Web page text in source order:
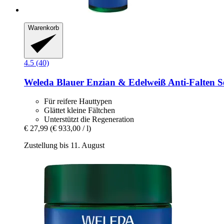
Warenkorb
4.5 (40)
Weleda Blauer Enzian & Edelweiß Anti-​Falten
Für reifere Hauttypen
Glättet kleine Fältchen
Unterstützt die Regeneration
€ 27,99 (€ 933,00 / l)
Zustellung bis 11. August